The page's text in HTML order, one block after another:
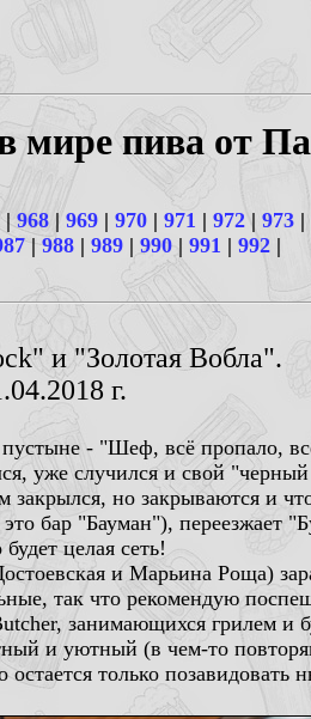
мире пива от
| 968 | 969 | 970 | 971 | 972 | 973 |
|988 | 989 | 990 | 991 | 992 |
и "Золотая Вобла".
г.
- "Шеф, всё пропало,
уже случился и свой
но закрываются и
бар "Бауман"), переезжает
целая сеть!
и Марьина Роща)
так что рекомендую
занимающихся грилем и
и уютный (в чем-то
только позавидовать